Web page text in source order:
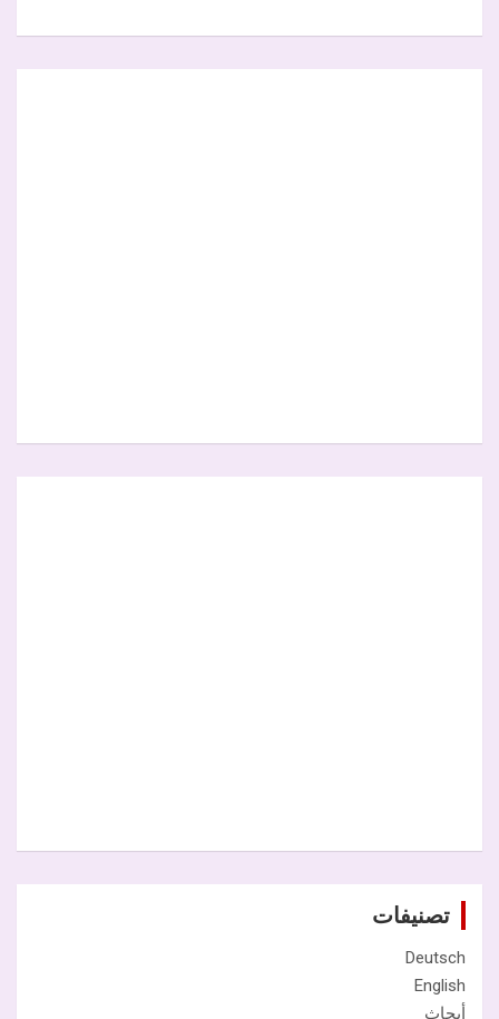
تصنيفات
Deutsch
English
أبحاث